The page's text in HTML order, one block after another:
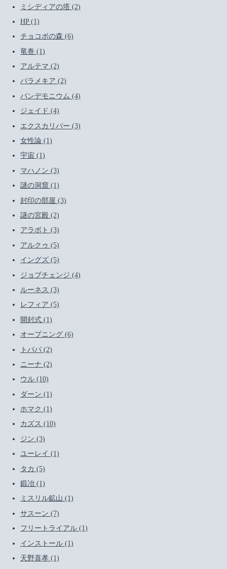
ミシディアの塔 (2)
HP (1)
チョコボの森 (6)
竜巻 (1)
アルテマ (2)
パラメキア (2)
パンデモニウム (4)
ジェイド (4)
エクスカリバー (3)
女性論 (1)
宇宙 (1)
マハノン (3)
謎の洞窟 (1)
封印の部屋 (3)
謎の宮殿 (2)
アラボト (3)
アルクゥ (5)
イングズ (5)
ジョブチェンジ (4)
ルーネス (3)
レフィア (5)
開封式 (1)
オープニング (6)
トパパ (2)
ニーナ (2)
ウル (10)
ダーン (1)
ホマク (1)
カズス (10)
ジン (3)
ユーレイ (1)
タカ (5)
鍛冶 (1)
ミスリル鉱山 (1)
サスーン (7)
フリートライアル (1)
インストール (1)
天野喜孝 (1)